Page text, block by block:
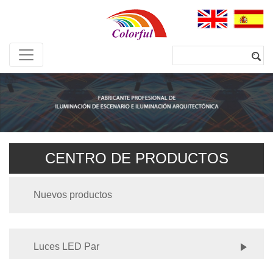
CENTRO DE PRODUCTOS
Nuevos productos
Luces LED Par